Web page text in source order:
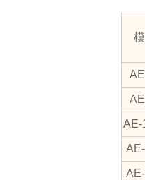
AE-